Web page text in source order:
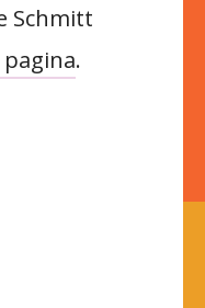
Schmitt
.